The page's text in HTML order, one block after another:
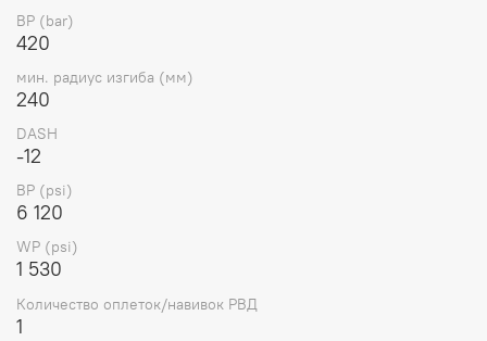
BP (bar)
420
мин. радиус изгиба (мм)
240
DASH
-12
BP (psi)
6 120
WP (psi)
1 530
Количество оплеток/навивок РВД
1